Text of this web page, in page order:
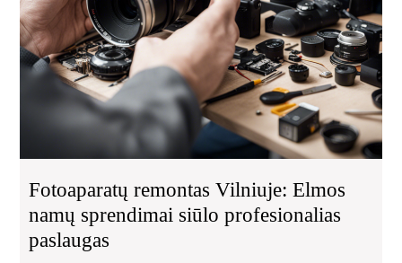
Fotoaparatų remontas Vilniuje: Elmos
namų sprendimai siūlo profesionalias
paslaugas